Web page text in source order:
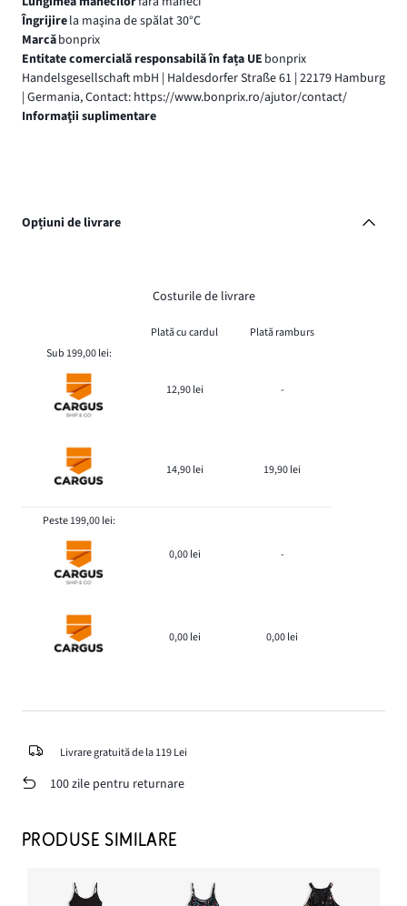
Îngrijirela maşina de spălat 30°C
Marcăbonprix
Entitate comercială responsabilă în fața UE bonprix
Handelsgesellschaft mbH | Haldesdorfer Straße 61 | 22179 Hamburg
| Germania, Contact: https://www.bonprix.ro/ajutor/contact/
Informaţii suplimentare
Opțiuni de livrare
Costurile de livrare
Plată cu cardul
Plată ramburs
Sub 199,00 lei:
12,90 lei -
14,90 lei 19,90 lei
Peste 199,00 lei:
0,00 lei -
0,00 lei 0,00 lei
Livrare gratuită de la 119 Lei
100 zile pentru returnare
PRODUSE SIMILARE